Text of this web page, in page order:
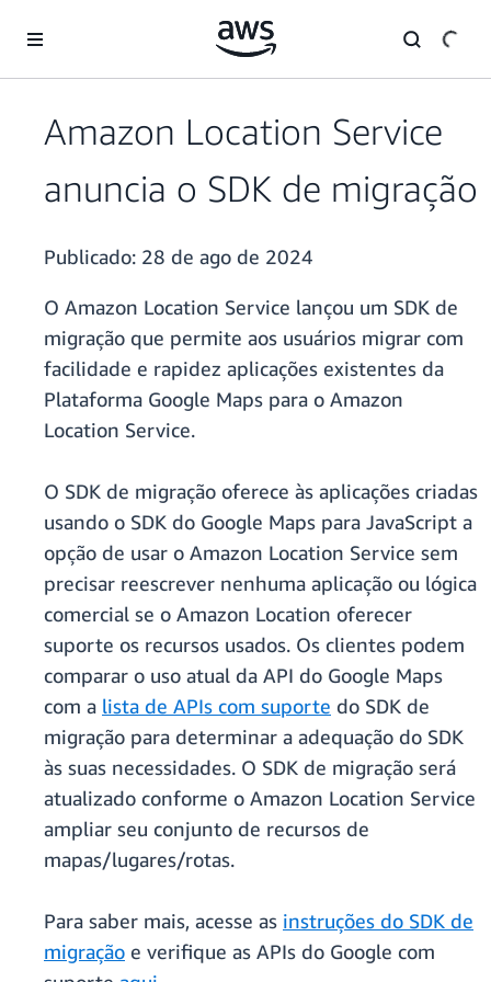
Pular para o conteúdo principal
Amazon Location Service
anuncia o SDK de migração
Publicado: 28 de ago de 2024
O Amazon Location Service lançou um SDK de
migração que permite aos usuários migrar com
facilidade e rapidez aplicações existentes da
Plataforma Google Maps para o Amazon
Location Service.
O SDK de migração oferece às aplicações criadas
usando o SDK do Google Maps para JavaScript a
opção de usar o Amazon Location Service sem
precisar reescrever nenhuma aplicação ou lógica
comercial se o Amazon Location oferecer
suporte os recursos usados. Os clientes podem
comparar o uso atual da API do Google Maps
com a lista de APIs com suporte do SDK de
migração para determinar a adequação do SDK
às suas necessidades. O SDK de migração será
atualizado conforme o Amazon Location Service
ampliar seu conjunto de recursos de
mapas/lugares/rotas.
Para saber mais, acesse as instruções do SDK de
migração e verifique as APIs do Google com